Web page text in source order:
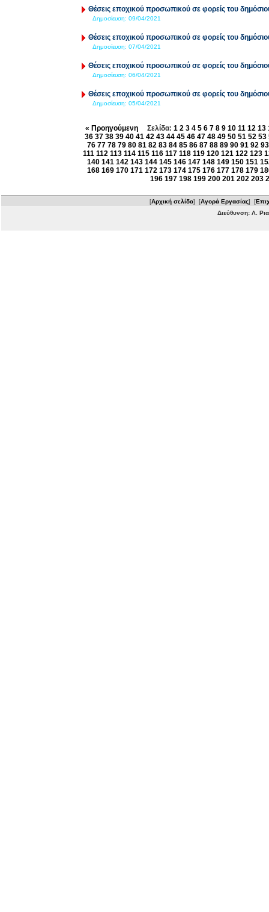
Θέσεις εποχικού προσωπικού σε φορείς του
Δημοσίευση: 09/04/2021
Θέσεις εποχικού προσωπικού σε φορείς του
Δημοσίευση: 07/04/2021
Θέσεις εποχικού προσωπικού σε φορείς του
Δημοσίευση: 06/04/2021
Θέσεις εποχικού προσωπικού σε φορείς του
Δημοσίευση: 05/04/2021
« ΠροηγούμενηΣελίδα: 1 2 3 4 5 6 7 8 9 10 11 12 13
36 37 38 39 40 41 42 43 44 45 46 47 48 49 50 51 52 53
76 77 78 79 80 81 82 83 84 85 86 87 88 89 90 91 92 93
111 112 113 114 115 116 117 118 119 120 121 122 123
140 141 142 143 144 145 146 147 148 149 150 151
168 169 170 171 172 173 174 175 176 177 178 179
196 197 198 199 200 201 202 203
[Αρχική σελίδα] [Αγορά Εργασίας] [
Διεύθυνση: Λ.